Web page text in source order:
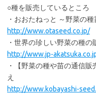
○種を販売しているところ
・おおたねっと ～野菜の種
http://www.otaseed.co.jp/
・世界の珍しい野菜の種の
http://www.jp-
・【野菜の種や苗の通信
え
http://www.kobayashi-